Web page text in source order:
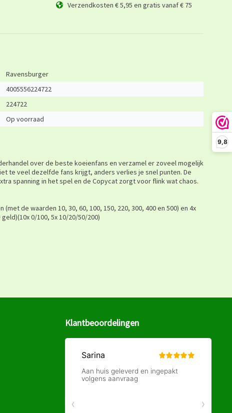
9,8
Verzendkosten € 5,95 en gratis vanaf € 75
Ravensburger
4005556224722
224722
Op voorraad
over de beste koeienfans en verzamel er zoveel mogelijk
te veel dezelfde fans krijgt, anders verlies je snel punten. De
spanning in het spel en de Copycat zorgt voor flink wat chaos.
de waarden 10, 30, 60, 100, 150, 220, 300, 400 en 500) en 4x
0/100, 5x 10/20/50/200)
Klantbeoordelingen